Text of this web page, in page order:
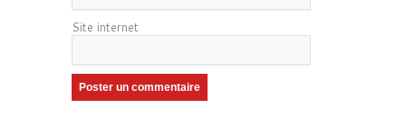
Site internet